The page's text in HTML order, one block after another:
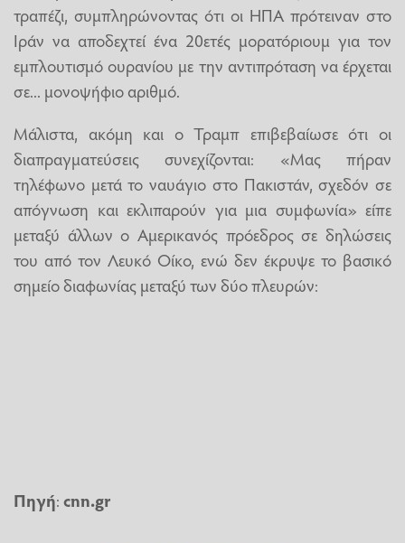
τραπέζι, συμπληρώνοντας ότι οι ΗΠΑ πρότειναν στο
Ιράν να αποδεχτεί ένα 20ετές μορατόριουμ για τον
εμπλουτισμό ουρανίου με την αντιπρόταση να έρχεται
σε... μονοψήφιο αριθμό.
Μάλιστα, ακόμη και ο Τραμπ επιβεβαίωσε ότι οι
διαπραγματεύσεις συνεχίζονται: «Μας πήραν
τηλέφωνο μετά το ναυάγιο στο Πακιστάν, σχεδόν σε
απόγνωση και εκλιπαρούν για μια συμφωνία» είπε
μεταξύ άλλων ο Αμερικανός πρόεδρος σε δηλώσεις
του από τον Λευκό Οίκο, ενώ δεν έκρυψε το βασικό
σημείο διαφωνίας μεταξύ των δύο πλευρών:
Πηγή:cnn.gr